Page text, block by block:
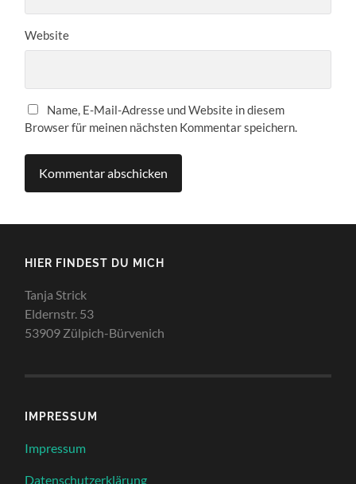
Website
Name, E-Mail-Adresse und Website in diesem
Browser für meinen nächsten Kommentar speichern.
HIER FINDEST DU MICH
Tanja Strick
Eldernstr. 53
53909 Zülpich-Bürvenich
IMPRESSUM
Impressum
Datenschutzerklärung